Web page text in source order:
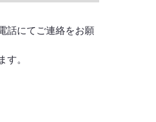
話にてご連絡をお願
す。